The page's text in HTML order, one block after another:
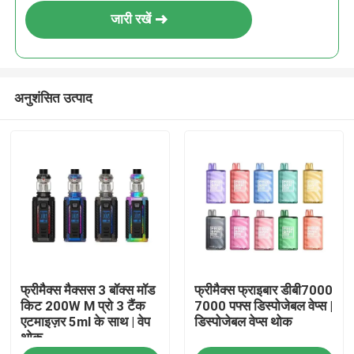
जारी रखें
अनुशंसित उत्पाद
फ्रीमैक्स मैक्सस 3 बॉक्स मॉड
किट 200W M प्रो 3 टैंक
एटमाइज़र 5ml के साथ | वेप
थोक
फ्रीमैक्स फ्राइबार डीबी7000
7000 पफ्स डिस्पोजेबल वेप्स |
डिस्पोजेबल वेप्स थोक